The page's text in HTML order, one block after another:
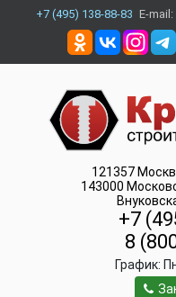
+7 (495) 138-88-83 E-mail:
121357
143000
+7
8
График: